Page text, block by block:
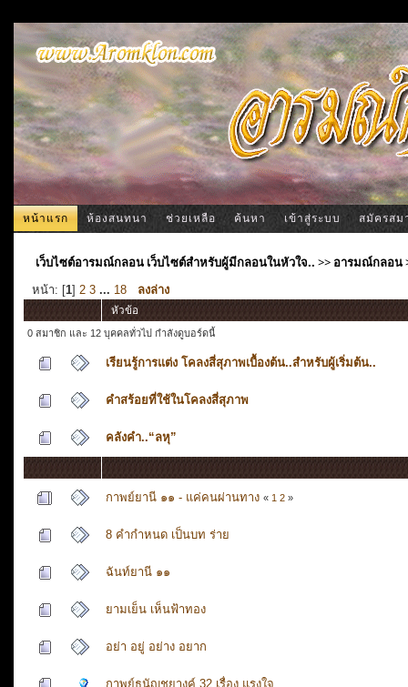
หน้าแรก ห้องสนทนา ช่วยเหลือ ค้นหา เข้าสู่ระบบ สมัครสม
เว็บไซต์อารมณ์กลอน เว็บไซต์สำหรับผู้มีกลอนในหัวใจ.. >> อารมณ์กลอน
หน้า: [1] 2 3 ... 18 ลงล่าง
หัวข้อ
0 สมาชิก และ 12 บุคคลทั่วไป กำลังดูบอร์ดนี้
เรียนรู้การแต่ง โคลงสี่สุภาพเบื้องต้น..สำหรับผู้เริ่มต้น..
คำสร้อยที่ใช้ในโคลงสี่สุภาพ
คลังคำ..“ลหุ”
กาพย์ยานี ๑๑ - แค่คนผ่านทาง « 1 2 »
8 คำกำหนด เป็นบท ร่าย
ฉันท์ยานี ๑๑
ยามเย็น เห็นฟ้าทอง
อย่า อยู่ อย่าง อยาก
กาพย์ธนัญชยางค์ 32 เรื่อง แรงใจ